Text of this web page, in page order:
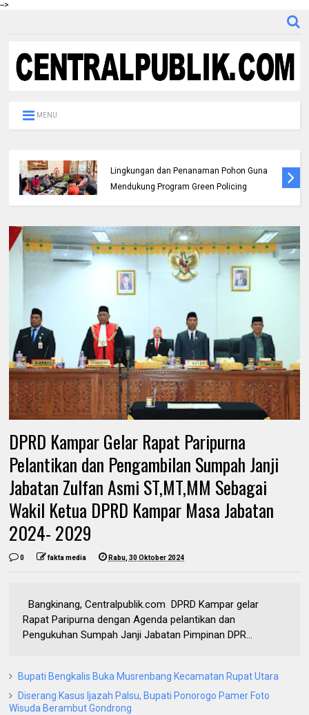
-->
MENU
Wabup Syafaruddin Poti Sampaikan Pesan
Penguatan Ekonomi dan Refleksi Pelayanan
DPRD Kampar Gelar Rapat Paripurna
Pelantikan dan Pengambilan Sumpah Janji
Jabatan Zulfan Asmi ST,MT,MM Sebagai
Wakil Ketua DPRD Kampar Masa Jabatan
2024- 2029
0 fakta media Rabu, 30 Oktober 2024
Bangkinang, Centralpublik.com DPRD Kampar gelar
Rapat Paripurna dengan Agenda pelantikan dan
Pengukuhan Sumpah Janji Jabatan Pimpinan DPR...
Bupati Bengkalis Buka Musrenbang Kecamatan Rupat Utara
Diserang Kasus Ijazah Palsu, Bupati Ponorogo Pamer Foto
Wisuda Berambut Gondrong